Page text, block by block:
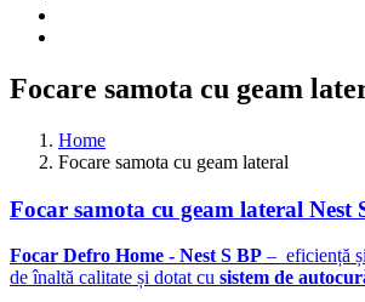
Focare samota cu geam
Home
Focare samota cu geam lateral
Focar samota cu geam lateral Nest
Focar Defro Home - Nest S BP – eficiență
de înaltă calitate și dotat cu sistem de